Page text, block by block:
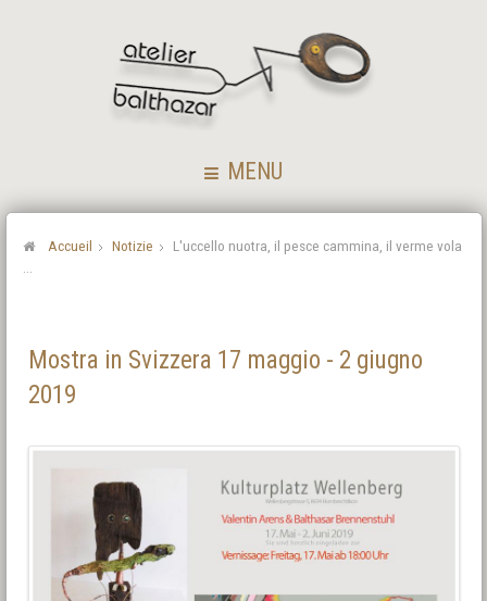
MENU
Accueil Notizie
L'uccello nuotra, il pesce cammina, il verme vola
Mostra in Svizzera 17 maggio - 2 giugno
2019